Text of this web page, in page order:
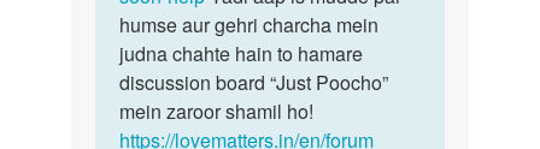
humse aur gehri charcha mein
judna chahte hain to hamare
discussion board “Just Poocho”
mein zaroor shamil ho!
https://lovematters.in/en/forum